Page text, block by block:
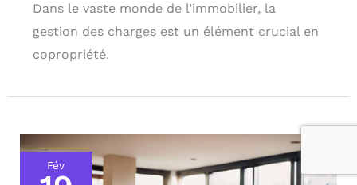
Dans le vaste monde de l’immobilier, la
gestion des charges est un élément crucial en
copropriété.
Fév